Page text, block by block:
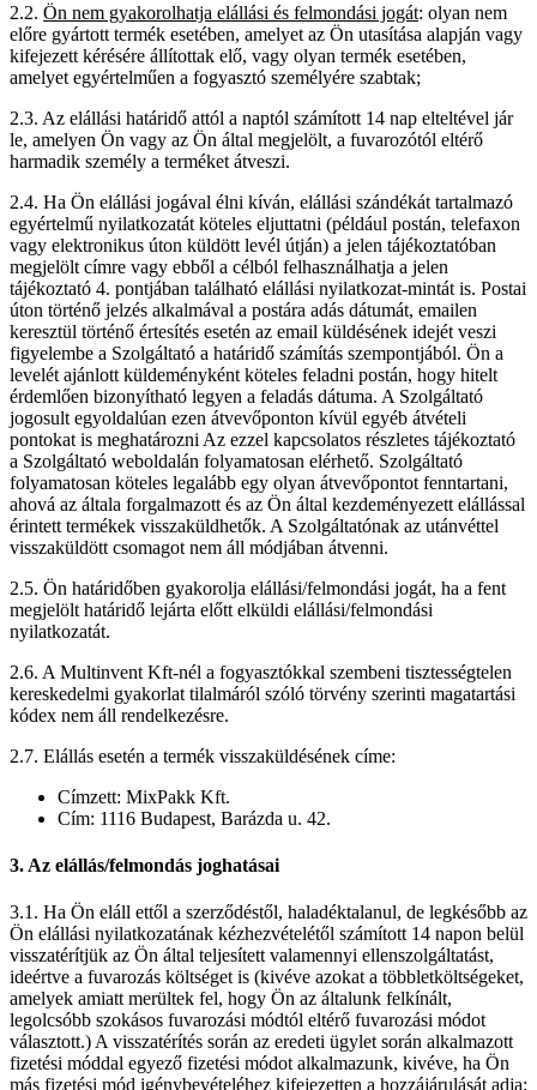
2.2. Ön nem gyakorolhatja elállási és felmondási jogát: olyan nem
előre gyártott termék esetében, amelyet az Ön utasítása alapján vagy
kifejezett kérésére állítottak elő, vagy olyan termék esetében,
amelyet egyértelműen a fogyasztó személyére szabtak;
2.3. Az elállási határidő attól a naptól számított 14 nap elteltével jár
le, amelyen Ön vagy az Ön által megjelölt, a fuvarozótól eltérő
harmadik személy a terméket átveszi.
2.4. Ha Ön elállási jogával élni kíván, elállási szándékát tartalmazó
egyértelmű nyilatkozatát köteles eljuttatni (például postán, telefaxon
vagy elektronikus úton küldött levél útján) a jelen tájékoztatóban
megjelölt címre vagy ebből a célból felhasználhatja a jelen
tájékoztató 4. pontjában található elállási nyilatkozat-mintát is. Postai
úton történő jelzés alkalmával a postára adás dátumát, emailen
keresztül történő értesítés esetén az email küldésének idejét veszi
figyelembe a Szolgáltató a határidő számítás szempontjából. Ön a
levelét ajánlott küldeményként köteles feladni postán, hogy hitelt
érdemlően bizonyítható legyen a feladás dátuma. A Szolgáltató
jogosult egyoldalúan ezen átvevőponton kívül egyéb átvételi
pontokat is meghatározni Az ezzel kapcsolatos részletes tájékoztató
a Szolgáltató weboldalán folyamatosan elérhető. Szolgáltató
folyamatosan köteles legalább egy olyan átvevőpontot fenntartani,
ahová az általa forgalmazott és az Ön által kezdeményezett elállással
érintett termékek visszaküldhetők. A Szolgáltatónak az utánvéttel
visszaküldött csomagot nem áll módjában átvenni.
2.5. Ön határidőben gyakorolja elállási/felmondási jogát, ha a fent
megjelölt határidő lejárta előtt elküldi elállási/felmondási
nyilatkozatát.
2.6. A Multinvent Kft-nél a fogyasztókkal szembeni tisztességtelen
kereskedelmi gyakorlat tilalmáról szóló törvény szerinti magatartási
kódex nem áll rendelkezésre.
2.7. Elállás esetén a termék visszaküldésének címe:
Címzett: MixPakk Kft.
Cím: 1116 Budapest, Barázda u. 42.
3. Az elállás/felmondás joghatásai
3.1. Ha Ön eláll ettől a szerződéstől, haladéktalanul, de legkésőbb az
Ön elállási nyilatkozatának kézhezvételétől számított 14 napon belül
visszatérítjük az Ön által teljesített valamennyi ellenszolgáltatást,
ideértve a fuvarozás költséget is (kivéve azokat a többletköltségeket,
amelyek amiatt merültek fel, hogy Ön az általunk felkínált,
legolcsóbb szokásos fuvarozási módtól eltérő fuvarozási módot
választott.) A visszatérítés során az eredeti ügylet során alkalmazott
fizetési móddal egyező fizetési módot alkalmazunk, kivéve, ha Ön
más fizetési mód igénybevételéhez kifejezetten a hozzájárulását adja;